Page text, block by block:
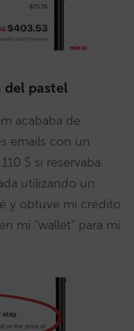
del pastel
acababa de
emails con un
$ si reservaba
utilizando un
y obtuve mi crédito
mi “wallet” para mi